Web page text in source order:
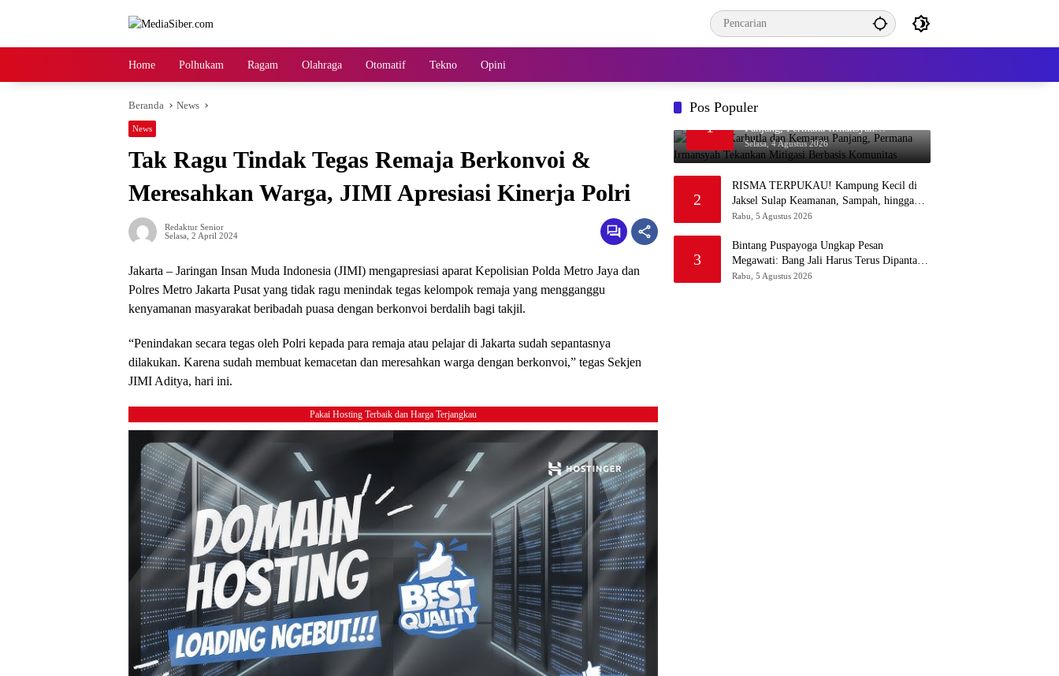
Home Polhukam Ragam Olahraga Otomatif Tekno Opini
Beranda News
News
Tak Ragu Tindak Tegas Remaja Berkonvoi &
Meresahkan Warga, JIMI Apresiasi Kinerja Polri
Redaktur Senior
Selasa, 2 April 2024
Jakarta – Jaringan Insan Muda Indonesia (JIMI) mengapresiasi aparat Kepolisian Polda Metro Jaya dan
Polres Metro Jakarta Pusat yang tidak ragu menindak tegas kelompok remaja yang mengganggu
kenyamanan masyarakat beribadah puasa dengan berkonvoi berdalih bagi takjil.
“Penindakan secara tegas oleh Polri kepada para remaja atau pelajar di Jakarta sudah sepantasnya
dilakukan. Karena sudah membuat kemacetan dan meresahkan warga dengan berkonvoi,” tegas Sekjen
JIMI Aditya, hari ini.
Pakai Hosting Terbaik dan Harga Terjangkau
Pos Populer
1
Waspada Karhutla dan Kemarau
Panjang, Permana Irmansyah
Tekankan Mitigasi Berbasis Komunitas
Selasa, 4 Agustus 2026
2
RISMA TERPUKAU! Kampung Kecil di
Jaksel Sulap Keamanan, Sampah, hingga
Ketahanan Pangan Jadi Satu Sistem
Rabu, 5 Agustus 2026
3
Bintang Puspayoga Ungkap Pesan
Megawati: Bang Jali Harus Terus Dipantau
dan Dikembangkan
Rabu, 5 Agustus 2026